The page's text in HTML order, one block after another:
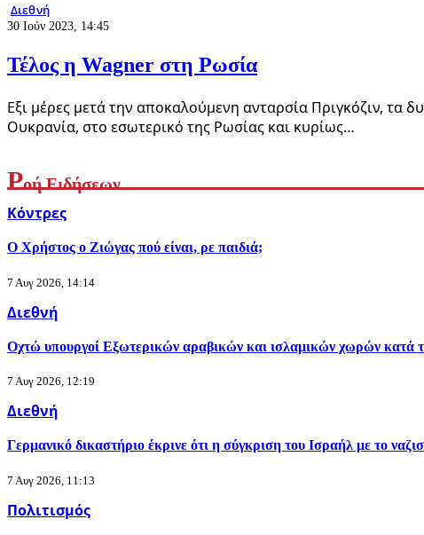
Διεθνή
30 Ιούν 2023, 14:45
Τέλος η Wagner στη Ρωσία
Εξι μέρες μετά την αποκαλούμενη ανταρσία Πριγκόζιν, τα
Ουκρανία, στο εσωτερικό της Ρωσίας και κυρίως…
Ροή Ειδήσεων
Κόντρες
Ο Χρήστος ο Ζιώγας πού είναι, ρε παιδιά;
7 Αυγ 2026, 14:14
Διεθνή
Οχτώ υπουργοί Εξωτερικών αραβικών και ισλαμικών χωρών κατά
7 Αυγ 2026, 12:19
Διεθνή
Γερμανικό δικαστήριο έκρινε ότι η σύγκριση του Ισραήλ με το
7 Αυγ 2026, 11:13
Πολιτισμός